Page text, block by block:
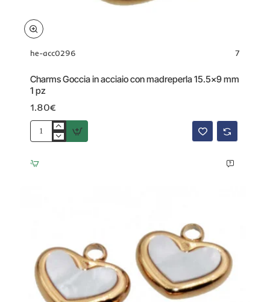
he-acc0296 7
Charms Goccia in acciaio con madreperla 15.5x9 mm
1 pz
1.80€
Charms
in
acciaio